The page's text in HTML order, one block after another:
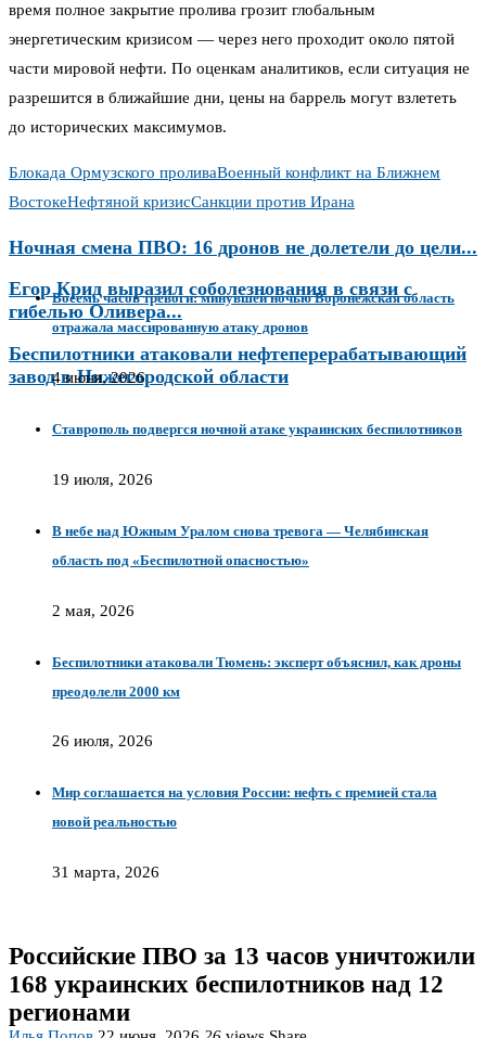
время полное закрытие пролива грозит глобальным
энергетическим кризисом — через него проходит около пятой
части мировой нефти. По оценкам аналитиков, если ситуация не
разрешится в ближайшие дни, цены на баррель могут взлететь
до исторических максимумов.
Блокада Ормузского проливаВоенный конфликт на Ближнем
ВостокеНефтяной кризисСанкции против Ирана
Ночная смена ПВО: 16 дронов не долетели до цели...
Егор Крид выразил соболезнования в связи с
гибелью Оливера...
Беспилотники атаковали нефтеперерабатывающий
завод в Нижегородской области
Восемь часов тревоги: минувшей ночью Воронежская область
отражала массированную атаку дронов
4 июня, 2026
Ставрополь подвергся ночной атаке украинских беспилотников
19 июля, 2026
В небе над Южным Уралом снова тревога — Челябинская
область под «Беспилотной опасностью»
2 мая, 2026
Беспилотники атаковали Тюмень: эксперт объяснил, как дроны
преодолели 2000 км
26 июля, 2026
Мир соглашается на условия России: нефть с премией стала
новой реальностью
31 марта, 2026
Российские ПВО за 13 часов уничтожили
168 украинских беспилотников над 12
регионами